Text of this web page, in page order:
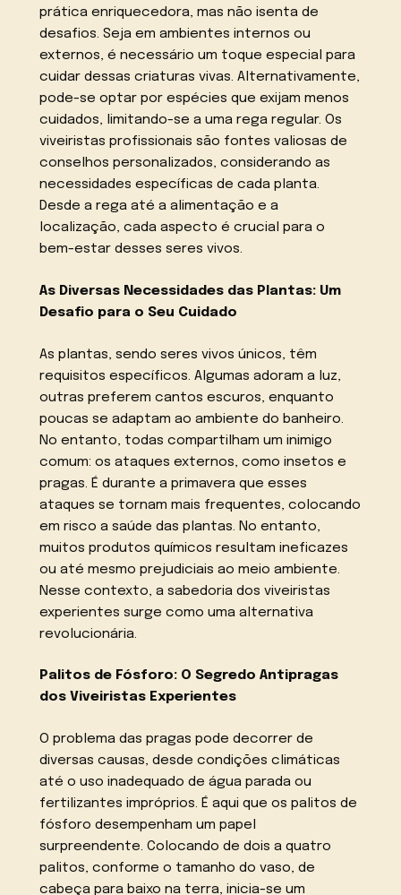
prática enriquecedora, mas não isenta de
desafios. Seja em ambientes internos ou
externos, é necessário um toque especial para
cuidar dessas criaturas vivas. Alternativamente,
pode-se optar por espécies que exijam menos
cuidados, limitando-se a uma rega regular. Os
viveiristas profissionais são fontes valiosas de
conselhos personalizados, considerando as
necessidades específicas de cada planta.
Desde a rega até a alimentação e a
localização, cada aspecto é crucial para o
bem-estar desses seres vivos.
As Diversas Necessidades das Plantas: Um
Desafio para o Seu Cuidado
As plantas, sendo seres vivos únicos, têm
requisitos específicos. Algumas adoram a luz,
outras preferem cantos escuros, enquanto
poucas se adaptam ao ambiente do banheiro.
No entanto, todas compartilham um inimigo
comum: os ataques externos, como insetos e
pragas. É durante a primavera que esses
ataques se tornam mais frequentes, colocando
em risco a saúde das plantas. No entanto,
muitos produtos químicos resultam ineficazes
ou até mesmo prejudiciais ao meio ambiente.
Nesse contexto, a sabedoria dos viveiristas
experientes surge como uma alternativa
revolucionária.
Palitos de Fósforo: O Segredo Antipragas
dos Viveiristas Experientes
O problema das pragas pode decorrer de
diversas causas, desde condições climáticas
até o uso inadequado de água parada ou
fertilizantes impróprios. É aqui que os palitos de
fósforo desempenham um papel
surpreendente. Colocando de dois a quatro
palitos, conforme o tamanho do vaso, de
cabeça para baixo na terra, inicia-se um